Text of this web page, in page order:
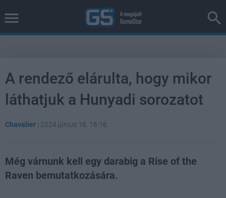
A rendező elárulta, hogy mikor
láthatjuk a Hunyadi sorozatot
Chavalier | 2024 június 16. 16:16
Még várnunk kell egy darabig a Rise of the
Raven bemutatkozására.